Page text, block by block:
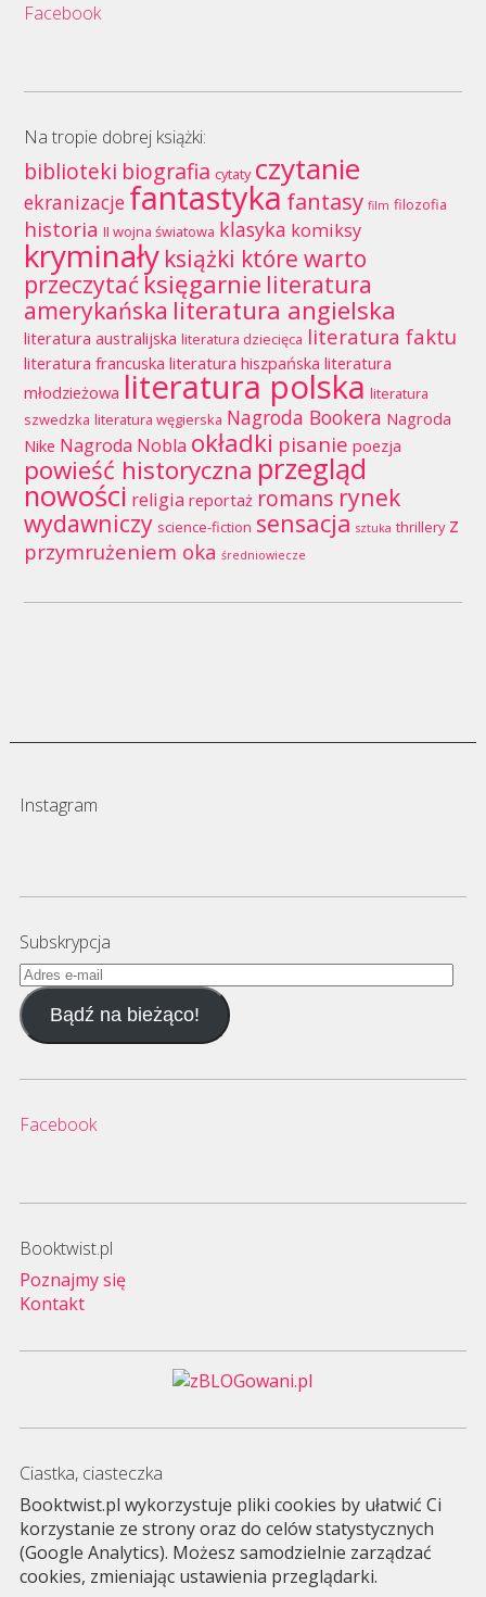
Facebook
Na tropie dobrej książki:
biblioteki biografia cytaty czytanie
ekranizacje fantastykafantasy film filozofia
historia II wojna światowa klasyka komiksy
kryminały książki które warto
przeczytaćksięgarnie literatura
amerykańska literatura angielska
literatura australijska literatura dziecięca literatura faktu
literatura francuska literatura hiszpańska literatura
młodzieżowa literatura polska literatura
szwedzka literatura węgierska Nagroda Bookera Nagroda
Nike Nagroda Nobla okładki pisanie poezja
powieść historyczna przegląd
nowości religia reportaż romans rynek
wydawniczy science-fiction sensacja sztuka thrillery z
przymrużeniem oka średniowiecze
Instagram
Subskrypcja
Adres
e-
mailBądź na bieżąco!
Facebook
Booktwist.pl
Poznajmy się
Kontakt
Ciastka, ciasteczka
Booktwist.pl wykorzystuje pliki cookies by ułatwić Ci
korzystanie ze strony oraz do celów statystycznych
(Google Analytics). Możesz samodzielnie zarządzać
cookies, zmieniając ustawienia przeglądarki.